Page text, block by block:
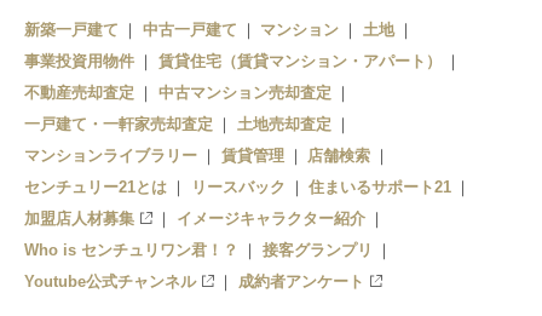
新築一戸建て 中古一戸建て マンション
土地
事業投資用物件
賃貸住宅（賃貸マンション・アパート）
不動産売却査定
中古マンション売却査定
一戸建て・一軒家売却査定
土地売却査定
マンションライブラリー
賃貸管理
店舗検索
センチュリー21とは
リースバック
住まいるサポート21
加盟店人材募集
イメージキャラクター紹介
Who is センチュリワン君！？
接客グランプリ
Youtube公式チャンネル
成約者アンケート